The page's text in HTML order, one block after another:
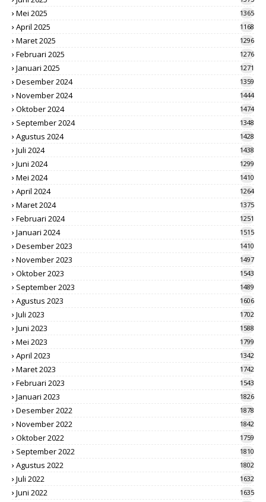
Mei 2025 1365
April 2025 1168
Maret 2025 1296
Februari 2025 1276
Januari 2025 1271
Desember 2024 1359
November 2024 1444
Oktober 2024 1474
September 2024 1348
Agustus 2024 1428
Juli 2024 1438
Juni 2024 1299
Mei 2024 1410
April 2024 1264
Maret 2024 1375
Februari 2024 1251
Januari 2024 1515
Desember 2023 1410
November 2023 1497
Oktober 2023 1543
September 2023 1489
Agustus 2023 1606
Juli 2023 1702
Juni 2023 1588
Mei 2023 1799
April 2023 1342
Maret 2023 1742
Februari 2023 1543
Januari 2023 1826
Desember 2022 1878
November 2022 1842
Oktober 2022 1759
September 2022 1810
Agustus 2022 1802
Juli 2022 1632
Juni 2022 1635